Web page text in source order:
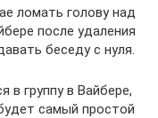
ломать голову над
после удаления
беседу с нуля.
в группу в Вайбере,
самый простой